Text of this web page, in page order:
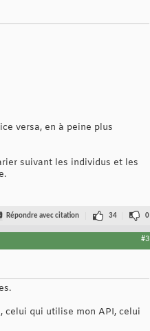
versa, en à peine plus
suivant les individus et les
Répondre avec citation 34 0
#3
celui qui utilise mon API, celui